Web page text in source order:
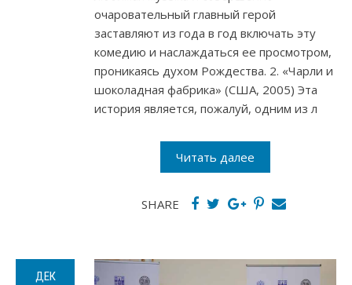
очаровательный главный герой
заставляют из года в год включать эту
комедию и наслаждаться ее просмотром,
проникаясь духом Рождества. 2. «Чарли и
шоколадная фабрика» (США, 2005) Эта
история является, пожалуй, одним из л
Читать далее
SHARE
ДЕК